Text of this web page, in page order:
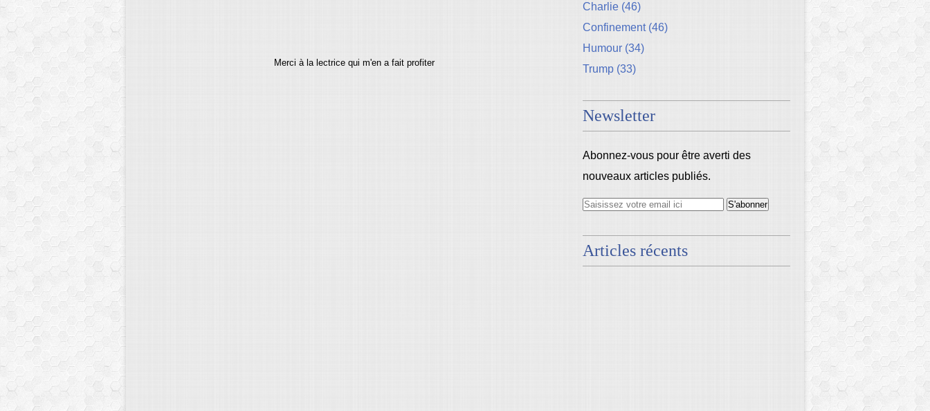
Merci à la lectrice qui m'en a fait profiter
Charlie (46)
Confinement(46)
Humour (34)
Trump (33)
Newsletter
Abonnez-vous pour être averti des
nouveaux articles publiés.
Articles récents